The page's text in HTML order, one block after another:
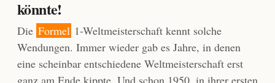
könnte!
Die Formel 1-Weltmeisterschaft kennt solche
Wendungen. Immer wieder gab es Jahre, in denen
eine scheinbar entschiedene Weltmeisterschaft erst
ganz am Ende kippte. Und schon 1950, in ihrer ersten